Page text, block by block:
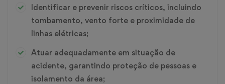
Identificar e prevenir riscos críticos, incluindo
tombamento, vento forte e proximidade de
linhas elétricas;
Atuar adequadamente em situação de
acidente, garantindo proteção de pessoas e
isolamento da área;